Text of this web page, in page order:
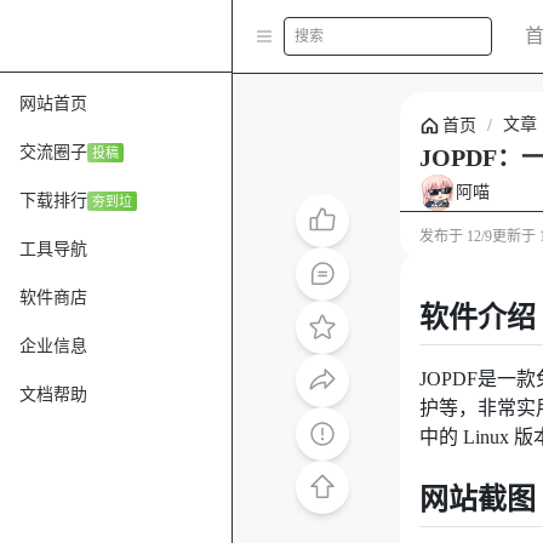
网站首页
交流圈子 投稿
下载排行 夯到垃
工具导航
软件商店
企业信息
文档帮助
搜索
首页 / 文章
JOPDF：
阿喵
发布于 12/9更新于
软件介绍
JOPDF是一
护等，非常实
中的 Linux 版
网站截图